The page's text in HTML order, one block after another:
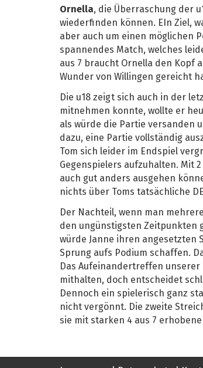
Ornella, die Überraschung der
wiederfinden können. EIn Ziel,
aber auch um einen möglichen
spannendes Match, welches
aus 7 braucht Ornella den Kopf
Wunder von Willingen gereicht
Die u18 zeigt sich auch in der
mitnehmen konnte, wollte er
als würde die Partie versanden
dazu, eine Partie vollständig
Tom sich leider im Endspiel
Gegenspielers aufzuhalten. Mit
auch gut anders ausgehen
nichts über Toms tatsächliche
Der Nachteil, wenn man
den ungünstigsten Zeitpunkten
würde Janne ihren angesetzten
Sprung aufs Podium schaffen.
Das Aufeinandertreffen
mithalten, doch entscheidet
Dennoch ein spielerisch ganz
nicht vergönnt. Die zweite
sie mit starken 4 aus 7